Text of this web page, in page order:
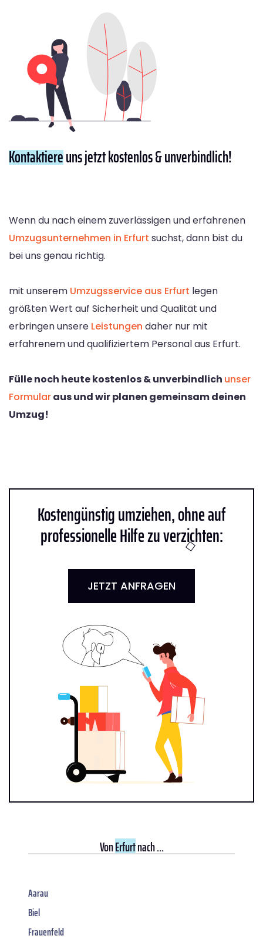
Kontaktiereuns jetzt kostenlos & unverbindlich!
Wenn du nach einem zuverlässigen und erfahrenen
Umzugsunternehmen in Erfurt suchst, dann bist du
bei uns genau richtig.
mit unserem Umzugsservice aus Erfurt legen
größten Wert auf Sicherheit und Qualität und
erbringen unsere Leistungen daher nur mit
erfahrenem und qualifiziertem Personal aus Erfurt.
Fülle noch heute kostenlos & unverbindlich unser
Formularaus und wir planen gemeinsam deinen
Umzug!
Kostengünstig umziehen, ohne auf
professionelle Hilfe zu verzichten:
JETZT ANFRAGEN
VonErfurtnach ...
Aarau
Biel
Frauenfeld